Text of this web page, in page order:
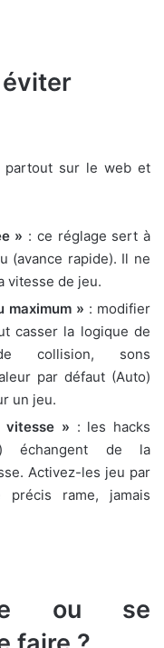
partout sur le web et
» : ce réglage sert à
(avance rapide). Il ne
vitesse de jeu.
maximum » : modifier
casser la logique de
collision, sons
par défaut (Auto)
un jeu.
» : les hacks
échangent de la
Activez-les jeu par
rame, jamais
ou se